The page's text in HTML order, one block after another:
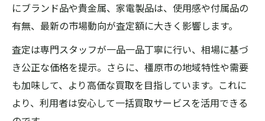
にブランド品や貴金属、家電製品は、使用感や付属品の
有無、最新の市場動向が査定額に大きく影響します。
査定は専門スタッフが一品一品丁寧に行い、相場に基づ
き公正な価格を提示。さらに、橿原市の地域特性や需要
も加味して、より高価な買取を目指しています。これに
より、利用者は安心して一括買取サービスを活用できる